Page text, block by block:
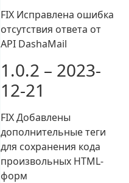
FIX Исправлена ошибка
отсутствия ответа от
API DashaMail
1.0.2 – 2023-
12-21
FIX Добавлены
дополнительные теги
для сохранения кода
произвольных HTML-
форм